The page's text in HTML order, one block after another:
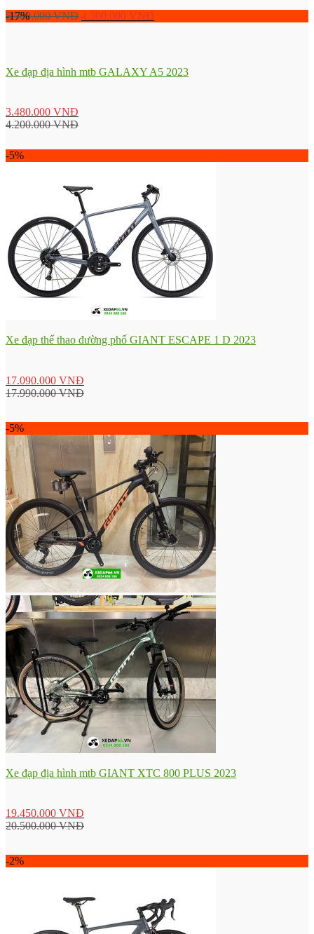
5.500.000VNĐ 4.300.000 VNĐ
-17%
Xe đạp địa hình mtb GALAXY A5 2023
3.480.000 VNĐ
4.200.000VNĐ
-5%
Xe đạp thể thao đường phố GIANT ESCAPE 1 D 2023
17.090.000 VNĐ
17.990.000VNĐ
-5%
Xe đạp địa hình mtb GIANT XTC 800 PLUS 2023
19.450.000 VNĐ
20.500.000VNĐ
-2%